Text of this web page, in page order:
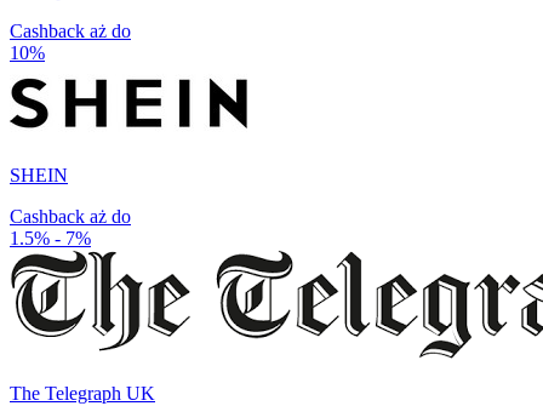
Cashback aż do
10%
SHEIN
Cashback aż do
1.5% - 7%
The Telegraph UK